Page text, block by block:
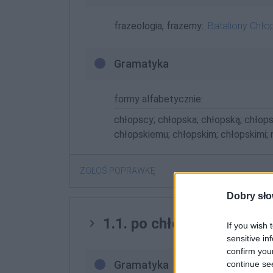
Dobry
If you wish
sensitive
confirm
continue
frazeologia, frazemy: Bataliony
Gramatyka
formy alfabetycznie:
chłopscy; chłopska; chłopską;
chłopskiemu; chłopskim;
ZGŁOŚ POPRAWKĘ
1.1. po chłopsku
Gramatyka